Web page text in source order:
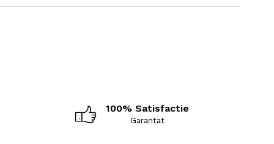
100% Satisfactie
Garantat